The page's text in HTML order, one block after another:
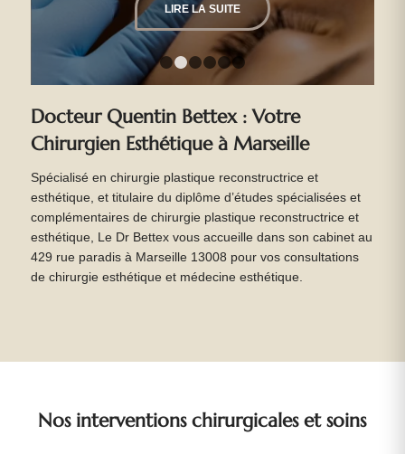
LIRE LA SUITE
5 6
Docteur Quentin Bettex : Votre
Chirurgien Esthétique à Marseille
Spécialisé en chirurgie plastique reconstructrice et
esthétique, et titulaire du diplôme d’études spécialisées et
complémentaires de chirurgie plastique reconstructrice et
esthétique, Le Dr Bettex vous accueille dans son cabinet au
429 rue paradis à Marseille 13008 pour vos consultations
de chirurgie esthétique et médecine esthétique.
Nos interventions chirurgicales et soins